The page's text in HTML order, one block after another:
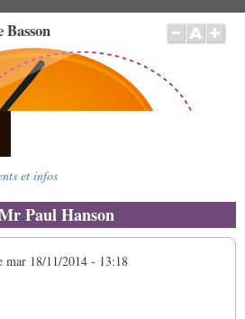
Basson
et infos
Paul Hanson
mar 18/11/2014 - 13:18